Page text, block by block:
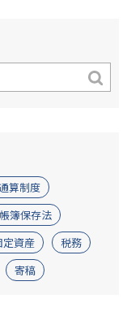
算制度
簿保存法
定資産
税務
寄稿